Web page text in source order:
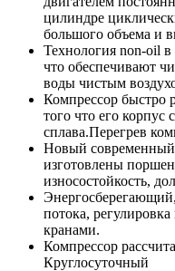
цилиндре
большого объема и
Технология non-oil в
что обеспечивают
воды чистым
Компрессор быстро
того что его корпус
сплава.Перегрев
Новый современный
изготовлены
износостойкость,
потока,
кранами.
Компрессор
Круглосуточный